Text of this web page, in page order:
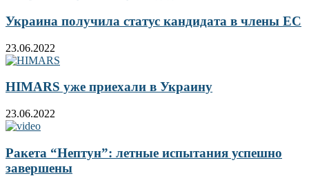
Украина получила статус кандидата в члены ЕС
23.06.2022
HIMARS уже приехали в Украину
23.06.2022
Ракета “Нептун”: летные испытания успешно
завершены